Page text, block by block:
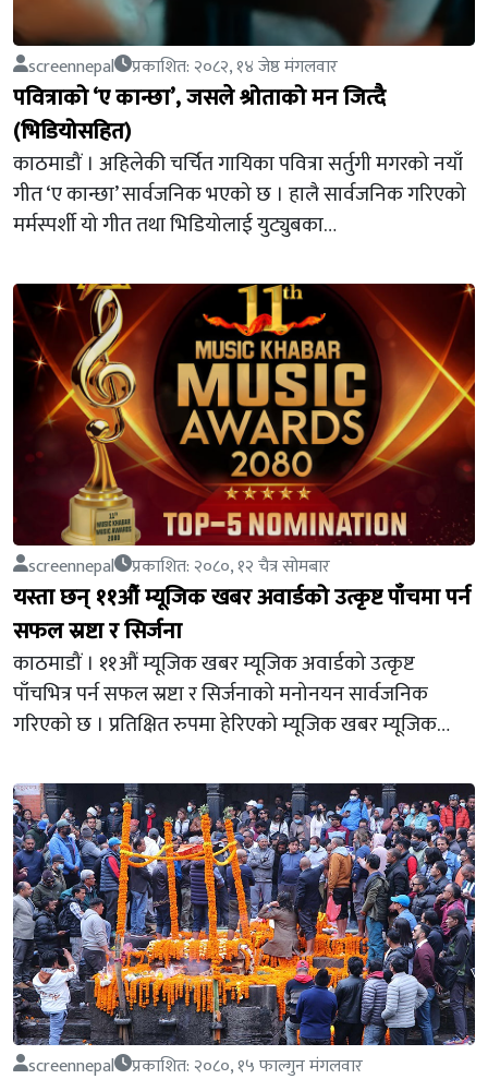
screennepal प्रकाशित: २०८२, १४ जेष्ठ मंगलवार
पवित्राको ‘ए कान्छा’, जसले श्रोताको मन जित्दै
(भिडियोसहित)
काठमाडौं । अहिलेकी चर्चित गायिका पवित्रा सर्तुगी मगरको नयाँ
गीत ‘ए कान्छा’ सार्वजनिक भएको छ । हालै सार्वजनिक गरिएको
मर्मस्पर्शी यो गीत तथा भिडियोलाई युट्युबका…
screennepal प्रकाशित: २०८०, १२ चैत्र सोमबार
यस्ता छन् ११औं म्यूजिक खबर अवार्डको उत्कृष्ट पाँचमा पर्न
सफल स्रष्टा र सिर्जना
काठमाडौं । ११औं म्यूजिक खबर म्यूजिक अवार्डको उत्कृष्ट
पाँचभित्र पर्न सफल स्रष्टा र सिर्जनाको मनोनयन सार्वजनिक
गरिएको छ । प्रतिक्षित रुपमा हेरिएको म्यूजिक खबर म्यूजिक…
screennepal प्रकाशित: २०८०, १५ फाल्गुन मंगलवार